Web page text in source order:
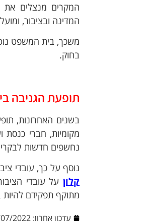
המקרים מנצלים את
המדינה ובציבור,
משכך, בית המשפט
בחוק.
תופעת הגניבה
בשנים האחרונות,
מקומיות, חברי כנסת
נחשפים חדשות
נוסף על כך, עובדי
קלון על עובדי
מתוקף תפקידם
עדכון אחרון: 2022